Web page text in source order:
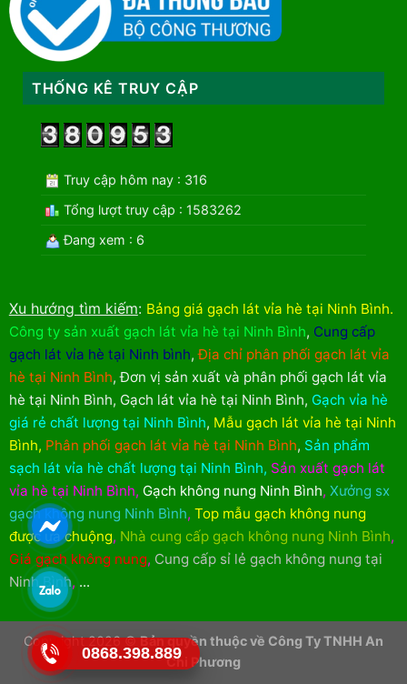
THỐNG KÊ TRUY CẬP
Truy cập hôm nay : 316
Tổng lượt truy cập : 1583262
Đang xem : 6
Xu hướng tìm kiếm: Bảng giá gạch lát vỉa hè tại Ninh Bình.
Công ty sản xuất gạch lát vỉa hè tại Ninh Bình, Cung cấp
gạch lát vỉa hè tại Ninh bình,Địa chỉ phân phối gạch lát vỉa
hè tại Ninh Bình,Đơn vị sản xuất và phân phối gạch lát vỉa
hè tại Ninh Bình, Gạch lát vỉa hè tại Ninh Bình, Gạch vỉa hè
giá rẻ chất lượng tại Ninh Bình, Mẫu gạch lát vỉa hè tại Ninh
Bình, Phân phối gạch lát vỉa hè tại Ninh Bình, Sản phẩm
sạch lát vỉa hè chất lượng tại Ninh Bình, Sản xuất gạch lát
vỉa hè tại Ninh Bình, Gạch không nung Ninh Bình, Xưởng sx
gạch không nung Ninh Bình, Top mẫu gạch không nung
được ưa chuộng, Nhà cung cấp gạch không nung Ninh Bình,
Giá gạch không nung, Cung cấp sỉ lẻ gạch không nung tại
Ninh Bình, ...
Copyright 2026 ©Bản quyền thuộc về Công Ty TNHH An
Chi Phương
0868.398.889